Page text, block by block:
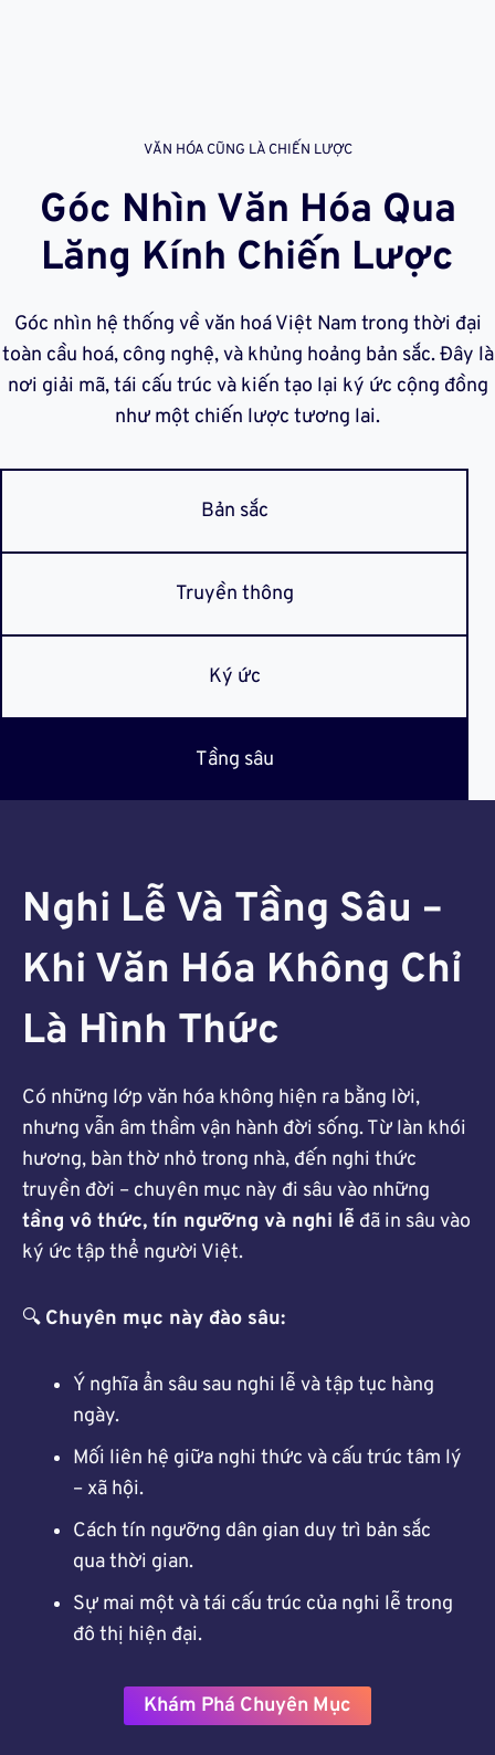
VĂN HÓA CŨNG LÀ CHIẾN LƯỢC
Góc Nhìn Văn Hóa Qua
Lăng Kính Chiến Lược
Góc nhìn hệ thống về văn hoá Việt Nam trong thời đại
toàn cầu hoá, công nghệ, và khủng hoảng bản sắc. Đây là
nơi giải mã, tái cấu trúc và kiến tạo lại ký ức cộng đồng
như một chiến lược tương lai.
Bản sắc
Truyền thông
Ký ức
Tầng sâu
Nghi Lễ Và Tầng Sâu –
Khi Văn Hóa Không Chỉ
Là Hình Thức
Có những lớp văn hóa không hiện ra bằng lời,
nhưng vẫn âm thầm vận hành đời sống. Từ làn khói
hương, bàn thờ nhỏ trong nhà, đến nghi thức
truyền đời – chuyên mục này đi sâu vào những
tầng vô thức, tín ngưỡng và nghi lễ đã in sâu vào
ký ức tập thể người Việt.
🔍 Chuyên mục này đào sâu:
Ý nghĩa ẩn sâu sau nghi lễ và tập tục hàng
ngày.
Mối liên hệ giữa nghi thức và cấu trúc tâm lý
– xã hội.
Cách tín ngưỡng dân gian duy trì bản sắc
qua thời gian.
Sự mai một và tái cấu trúc của nghi lễ trong
đô thị hiện đại.
Khám Phá Chuyên Mục